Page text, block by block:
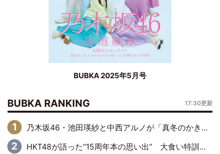
BUBKA 2025年5月号
BUBKA RANKING 17:30更新
乃木坂46・池田瑛紗と中西アルノが「真冬のかき氷」騒動で火花散らす！ 因縁の裏にあるのは、逆境をともに“凌”ぐ似た者同士の絆
HKT48が語った“15周年本の思い出” 大食い特訓・守護霊企画・制服グラビア…盛りだくさんの裏話